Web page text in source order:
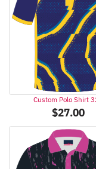
Custom Polo Shirt
$27.00